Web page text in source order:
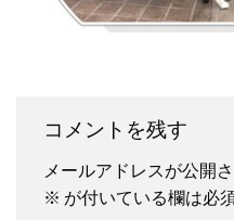
コメントを残す
メールアドレスが公開
※ が付いている欄は必